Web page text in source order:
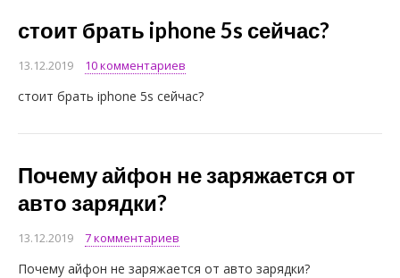
стоит брать iphone 5s сейчас?
13.12.2019 10 комментариев
стоит брать iphone 5s сейчас?
Почему айфон не заряжается от
авто зарядки?
13.12.2019 7 комментариев
Почему айфон не заряжается от авто зарядки?